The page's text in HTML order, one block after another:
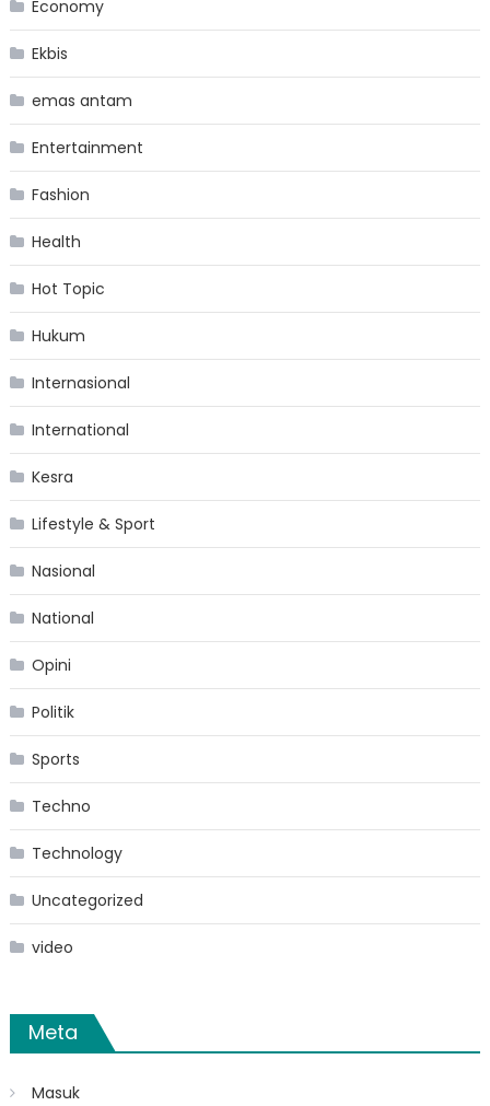
Economy
Ekbis
emas antam
Entertainment
Fashion
Health
Hot Topic
Hukum
Internasional
International
Kesra
Lifestyle & Sport
Nasional
National
Opini
Politik
Sports
Techno
Technology
Uncategorized
video
Meta
Masuk